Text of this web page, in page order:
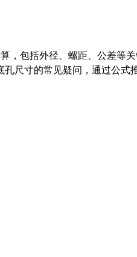
，包括外径、螺距、公差等
孔尺寸的常见疑问，通过公式